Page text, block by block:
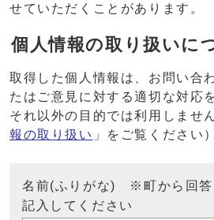
せていただくことがあります。
個人情報の取り扱いに
取得した個人情報は、お問い合
たはご意見に対する適切な対応
それ以外の目的では利用しませ
報の取り扱い 」をご覧ください
名前(ふりがな) ※町から回答
記入してください